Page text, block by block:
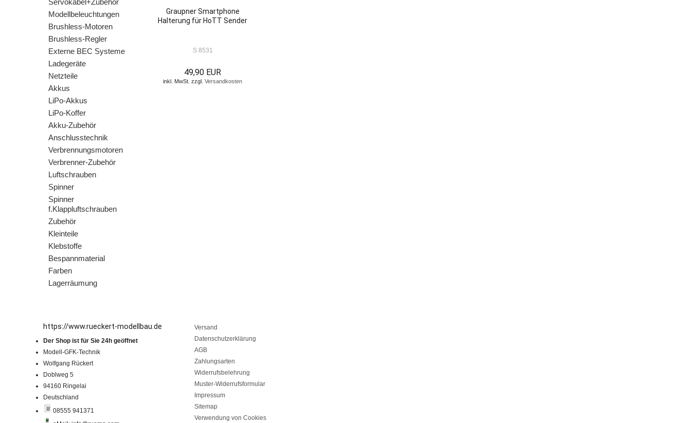
Servokabel+Zubehör
Modellbeleuchtungen
Brushless-Motoren
Brushless-Regler
Externe BEC Systeme
Ladegeräte
Netzteile
Akkus
LiPo-Akkus
LiPo-Koffer
Akku-Zubehör
Anschlusstechnik
Verbrennungsmotoren
Verbrenner-Zubehör
Luftschrauben
Spinner
Spinner
f.Klappluftschrauben
Zubehör
Kleinteile
Klebstoffe
Bespannmaterial
Farben
Lagerräumung
Graupner Smartphone
Halterung für HoTT Sender
S 8531
49,90 EUR
inkl. MwSt. zzgl. Versandkosten
https://www.rueckert-modellbau.de
Der Shop ist für Sie 24h geöffnet
Modell-GFK-Technik
Wolfgang Rückert
Doblweg 5
94160 Ringelai
Deutschland
08555 941371
Versand
Datenschutzerklärung
AGB
Zahlungsarten
Widerrufsbelehrung
Muster-Widerrufsformular
Impressum
Sitemap
Verwendung von Cookies